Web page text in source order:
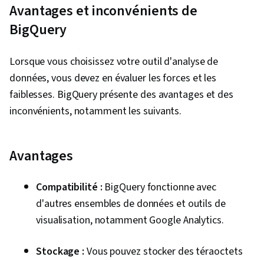
Avantages et inconvénients de
BigQuery
Lorsque vous choisissez votre outil d'analyse de
données, vous devez en évaluer les forces et les
faiblesses. BigQuery présente des avantages et des
inconvénients, notamment les suivants.
Avantages
Compatibilité : BigQuery fonctionne avec
d'autres ensembles de données et outils de
visualisation, notamment Google Analytics.
Stockage : Vous pouvez stocker des téraoctets